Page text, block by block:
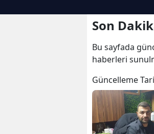
Son
Bu sayfada
haberleri
Güncelleme